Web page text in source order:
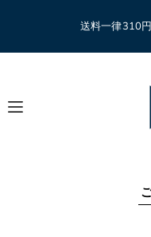
Translation missing:
送料一律310